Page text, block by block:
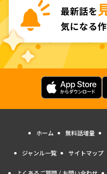
ホーム 無料話増量
ジャンル一覧 サイトマップ